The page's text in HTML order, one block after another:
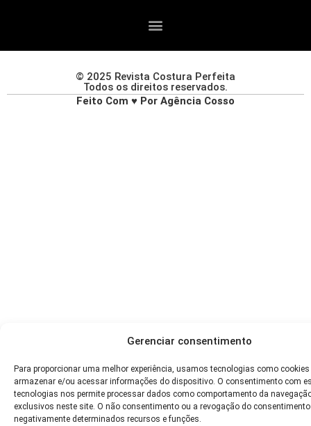
Gerenciar consentimento
Para proporcionar uma melhor experiência, usamos tecnologias como cookies
armazenar e/ou acessar informações do dispositivo. O consentimento com
tecnologias nos permite processar dados como comportamento da
exclusivos neste site. O não consentimento ou a revogação do
negativamente determinados recursos e funções.
© 2025 Revista Costura Perfeita
Todos os direitos reservados.
Feito Com ♥ Por Agência Cosso